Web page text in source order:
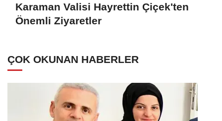
Karaman Valisi Hayrettin Çiçek'ten
Önemli Ziyaretler
ÇOK OKUNAN HABERLER